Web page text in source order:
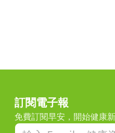
訂閱電子報
免費訂閱早安，開始健康